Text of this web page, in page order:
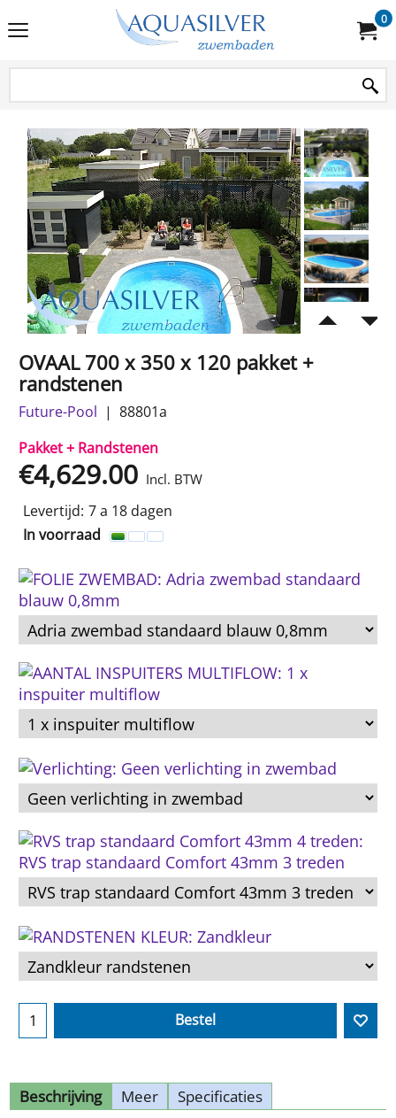
0
OVAAL 700 x 350 x 120 pakket +
randstenen
Future-Pool
88801a
Pakket + Randstenen
€4,629.00 Incl. BTW
Levertijd: 7 a 18 dagen
In voorraad
Bestel
Beschrijving Meer Specificaties